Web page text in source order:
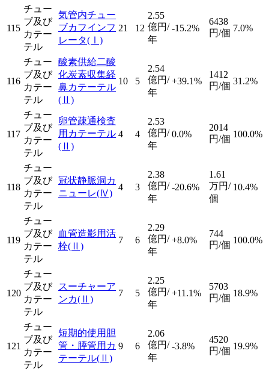
115
チュー
ブ及び
カテー
テル
気管内チュー
ブカフインフ
レータ(Ⅰ)
21 12
2.55
億円/
年
-15.2%
6438
円/個 7.0%
116
チュー
ブ及び
カテー
テル
酸素供給二酸
化炭素収集経
鼻カテーテル
(Ⅱ)
10 5
2.54
億円/
年
+39.1%
1412
円/個 31.2%
117
チュー
ブ及び
カテー
テル
卵管疎通検査
用カテーテル
(Ⅱ)
4 4
2.53
億円/
年
0.0%
2014
円/個 100.0%
118
チュー
ブ及び
カテー
テル
冠状静脈洞カ
ニューレ(Ⅳ)
4 3
2.38
億円/
年
-20.6%
1.61
万円/
個
10.4%
119
チュー
ブ及び
カテー
テル
血管造影用活
栓(Ⅱ)
7 6
2.29
億円/
年
+8.0%
744
円/個 100.0%
120
チュー
ブ及び
カテー
テル
スーチャーア
ンカ(Ⅱ)
7 5
2.25
億円/
年
+11.1%
5703
円/個 18.9%
121
チュー
ブ及び
カテー
テル
短期的使用胆
管・膵管用カ
テーテル(Ⅱ)
9 6
2.06
億円/
年
-3.8%
4520
円/個 19.9%